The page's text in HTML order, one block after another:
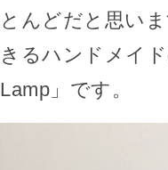
とんどだと思い
きるハンドメイ
Lamp」です。